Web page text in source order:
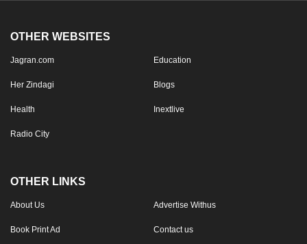
OTHER WEBSITES
Jagran.com Education
Her Zindagi Blogs
Health Inextlive
Radio City
OTHER LINKS
About Us Advertise Withus
Book Print Ad Contact us